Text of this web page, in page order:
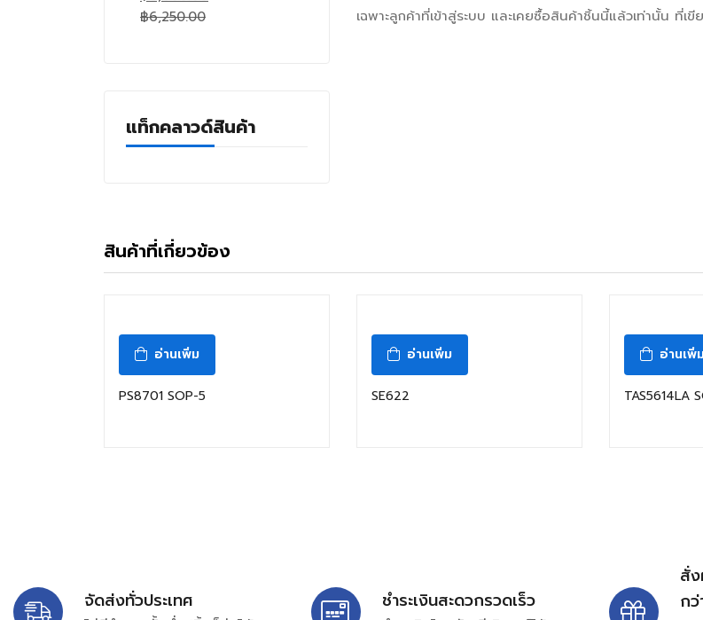
฿6,250.00
แท็กคลาวด์สินค้า
เฉพาะลูกค้าที่เข้าสู่ระบบ และเคยซื้อสินค้าชิ้นนี้แล้วเท่านั้น ที่เ
สินค้าที่เกี่ยวข้อง
อ่านเพิ่ม
PS8701 SOP-5
อ่านเพิ่ม
SE622
อ่านเพิ่
TAS5614LA
จัดส่งทั่วประเทศ ชำระเงินสะดวกรวดเร็ว
สั่ง
กว่